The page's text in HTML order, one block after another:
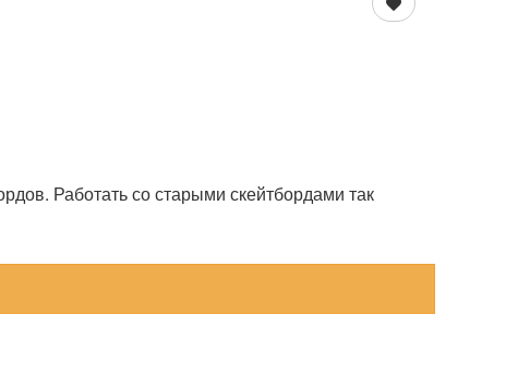
Работать со старыми скейтбордами так